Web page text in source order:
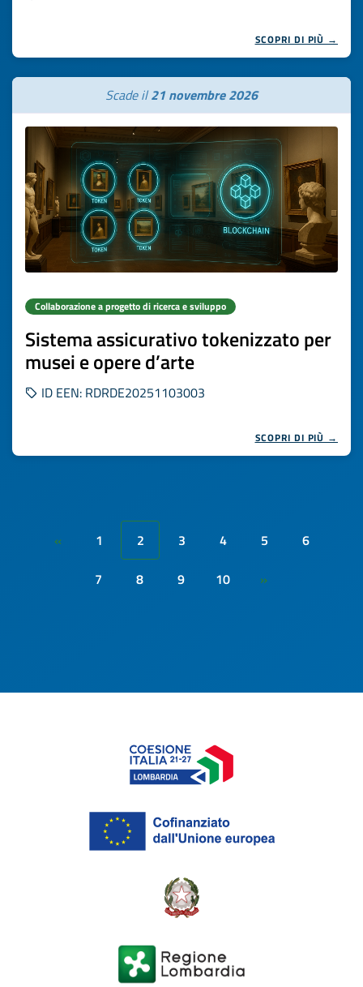
SCOPRI DI PIÙ →
Scade il21 novembre 2026
Collaborazione a progetto di ricerca e sviluppo
Sistema assicurativo tokenizzato per
musei e opere d’arte
ID EEN: RDRDE20251103003
SCOPRI DI PIÙ →
« 1 2 3 4 5
6
7
8 9 10 »